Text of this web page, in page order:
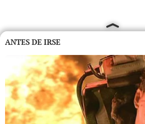
ANTES DE IRSE